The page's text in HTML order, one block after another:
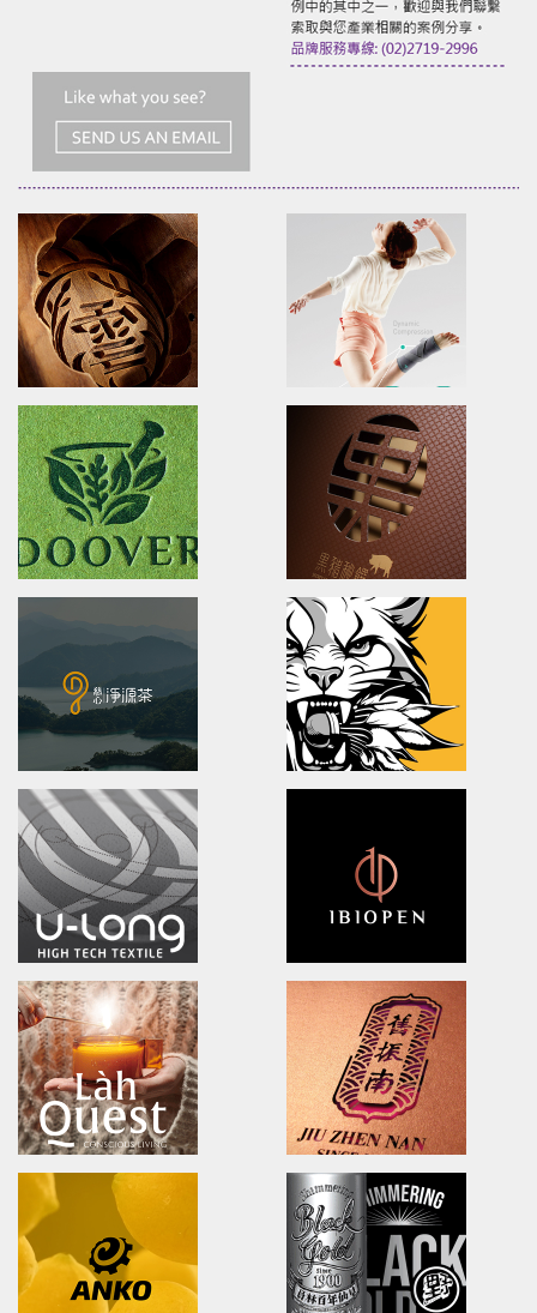
XueHuaZhai
brand identity/logo design/packaging
雪花齋豐原餅舖/品牌形象識別/包裝設計
OPPO MEDICAL
Advertising/Poster Design/
歐柏醫療/全球主視覺/產品策略/海
DOOVER
Brand Identity.Packaging.Logo design.
茶裡藏醫/品牌策略/包裝設計/品牌識別
logo Design/Packaging
黑橋牌黑豬秘饌/產品識別/包裝設
Ching Yuan tea
brand identity/logo design/packaging
慈心淨源茶/品牌探索.識別/包裝設計/網頁設計
NA LIAN
brand identity/logo design
澄涼羽毛球隊/品牌識別形象策略
U-long
brand identity/logo design/packaging
友良紡織/品牌識別/包裝設計/行銷規範
ibiopen
brand identity/logo design/
ibiopen/品牌識別/包裝設計/行銷